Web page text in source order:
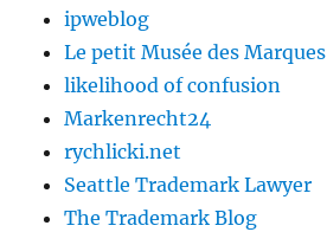
ipweblog
Le petit Musée des Marques
likelihood of confusion
Markenrecht24
rychlicki.net
Seattle Trademark Lawyer
The Trademark Blog